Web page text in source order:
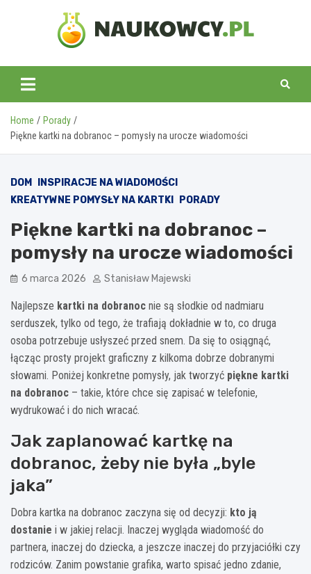
naukowcy.pl
Home
Porady
Piękne kartki na dobranoc – pomysły na urocze wiadomości
DOM
INSPIRACJE NA WIADOMOŚCI
KREATYWNE POMYSŁY NA KARTKI
PORADY
Piękne kartki na dobranoc –
pomysły na urocze wiadomości
6 marca 2026 Stanisław Majewski
Najlepsze kartki na dobranoc nie są słodkie od nadmiaru
serduszek, tylko od tego, że trafiają dokładnie w to, co druga
osoba potrzebuje usłyszeć przed snem. Da się to osiągnąć,
łącząc prosty projekt graficzny z kilkoma dobrze dobranymi
słowami. Poniżej konkretne pomysły, jak tworzyć piękne kartki
na dobranoc – takie, które chce się zapisać w telefonie,
wydrukować i do nich wracać.
Jak zaplanować kartkę na
dobranoc, żeby nie była „byle
jaka”
Dobra kartka na dobranoc zaczyna się od decyzji: kto ją
dostanie i w jakiej relacji. Inaczej wygląda wiadomość do
partnera, inaczej do dziecka, a jeszcze inaczej do przyjaciółki czy
rodziców. Zanim powstanie grafika, warto spisać jedno zdanie,